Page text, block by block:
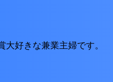
好きな兼業主婦です。